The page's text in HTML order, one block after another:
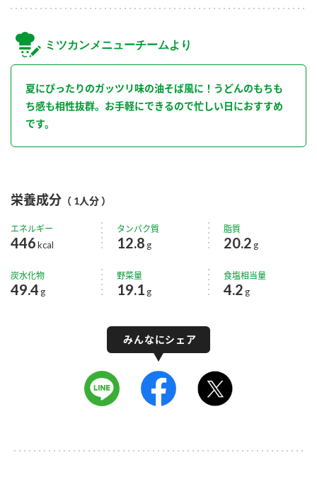
ミツカンメニューチームより
夏にぴったりのガッツリ味の油そば風に！うどんのもちも
ち感も相性抜群。お手軽にできるので忙しい日におすすめ
です。
栄養成分 （ 1人分 ）
エネルギー
446kcal
タンパク質
12.8 g
脂質
20.2 g
炭水化物
49.4 g
野菜量
19.1 g
食塩相当量
4.2 g